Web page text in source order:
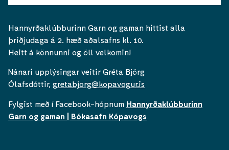
Hannyrðaklúbburinn Garn og gaman hittist alla
þriðjudaga á 2. hæð aðalsafns kl. 10.
Heitt á könnunni og öll velkomin!
Nánari upplýsingar veitir Gréta Björg
Ólafsdóttir, gretabjorg@kopavogur.is
Fylgist með í Facebook-hópnum Hannyrðaklúbburinn
Garn og gaman | Bókasafn Kópavogs